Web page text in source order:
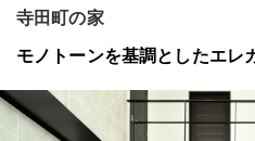
寺田町の家
モノトーンを基調としたエレ